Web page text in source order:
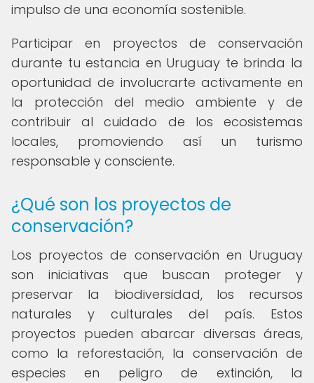
impulso de una economía sostenible.
Participar en proyectos de conservación
durante tu estancia en Uruguay te brinda la
oportunidad de involucrarte activamente en
la protección del medio ambiente y de
contribuir al cuidado de los ecosistemas
locales, promoviendo así un turismo
responsable y consciente.
¿Qué son los proyectos de
conservación?
Los proyectos de conservación en Uruguay
son iniciativas que buscan proteger y
preservar la biodiversidad, los recursos
naturales y culturales del país. Estos
proyectos pueden abarcar diversas áreas,
como la reforestación, la conservación de
especies en peligro de extinción, la